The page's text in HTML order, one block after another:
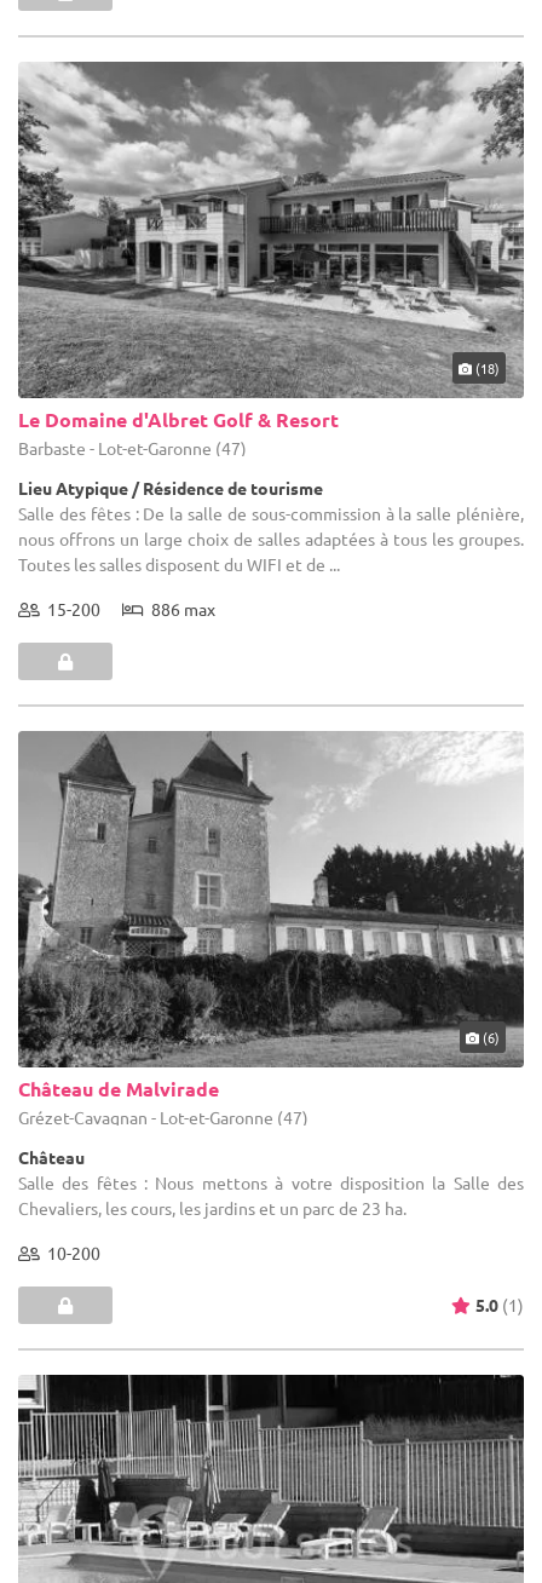
(18)
Le Domaine d'Albret Golf & Resort
Barbaste - Lot-et-Garonne (47)
Lieu Atypique / Résidence de tourisme
Salle des fêtes : De la salle de sous-commission à la salle plénière,
nous offrons un large choix de salles adaptées à tous les groupes.
Toutes les salles disposent du WIFI et de ...
15-200 886 max
(6)
Château de Malvirade
Grézet-Cavagnan - Lot-et-Garonne (47)
Château
Salle des fêtes : Nous mettons à votre disposition la Salle des
Chevaliers, les cours, les jardins et un parc de 23 ha.
10-200
5.0 (1)